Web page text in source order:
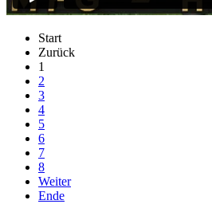
Start
Zurück
1
2
3
4
5
6
7
8
Weiter
Ende